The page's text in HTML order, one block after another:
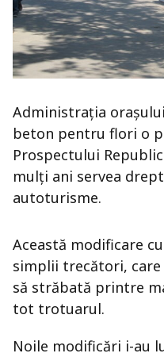
Administraţia
beton pentru flori o
Prospectului
mulţi ani servea
autoturisme.
Această modificare
simplii trecători, care
să străbată printre
tot trotuarul.
Noile modificări i-au